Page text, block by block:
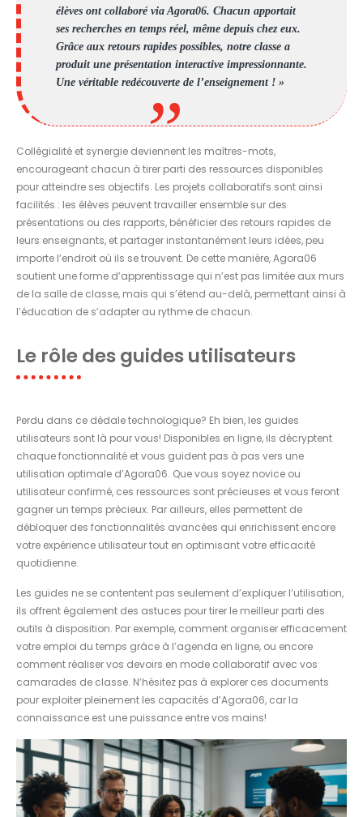
élèves ont collaboré via Agora06. Chacun apportait
ses recherches en temps réel, même depuis chez eux.
Grâce aux retours rapides possibles, notre classe a
produit une présentation interactive impressionnante.
Une véritable redécouverte de l’enseignement ! »
Collégialité et synergie deviennent les maîtres-mots,
encourageant chacun à tirer parti des ressources disponibles
pour atteindre ses objectifs. Les projets collaboratifs sont ainsi
facilités : les élèves peuvent travailler ensemble sur des
présentations ou des rapports, bénéficier des retours rapides de
leurs enseignants, et partager instantanément leurs idées, peu
importe l’endroit où ils se trouvent. De cette manière, Agora06
soutient une forme d’apprentissage qui n’est pas limitée aux murs
de la salle de classe, mais qui s’étend au-delà, permettant ainsi à
l’éducation de s’adapter au rythme de chacun.
Le rôle des guides utilisateurs
Perdu dans ce dédale technologique? Eh bien, les guides
utilisateurs sont là pour vous! Disponibles en ligne, ils décryptent
chaque fonctionnalité et vous guident pas à pas vers une
utilisation optimale d’Agora06. Que vous soyez novice ou
utilisateur confirmé, ces ressources sont précieuses et vous feront
gagner un temps précieux. Par ailleurs, elles permettent de
débloquer des fonctionnalités avancées qui enrichissent encore
votre expérience utilisateur tout en optimisant votre efficacité
quotidienne.
Les guides ne se contentent pas seulement d’expliquer l’utilisation,
ils offrent également des astuces pour tirer le meilleur parti des
outils à disposition. Par exemple, comment organiser efficacement
votre emploi du temps grâce à l’agenda en ligne, ou encore
comment réaliser vos devoirs en mode collaboratif avec vos
camarades de classe. N’hésitez pas à explorer ces documents
pour exploiter pleinement les capacités d’Agora06, car la
connaissance est une puissance entre vos mains!